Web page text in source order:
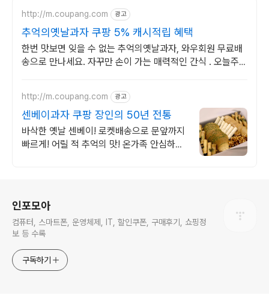
http://m.coupang.com 광고
추억의옛날과자 쿠팡 5% 캐시적립 혜택
한번 맛보면 잊을 수 없는 추억의옛날과자, 와우회원 무료배
송으로 만나세요. 자꾸만 손이 가는 매력적인 간식 . 오늘주문
http://m.coupang.com 광고
센베이과자 쿠팡 장인의 50년 전통
바삭한 옛날 센베이! 로켓배송으로 문앞까지
빠르게! 어릴 적 추억의 맛! 온가족 안심하고
인포모아
컴퓨터, 스마트폰, 운영체제, IT, 할인쿠폰, 구매후기, 쇼핑정
보 등 수록
구독하기